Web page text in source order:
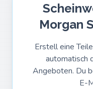
Morgan
Erstell eine
automatisch
Angeboten. Du
E-